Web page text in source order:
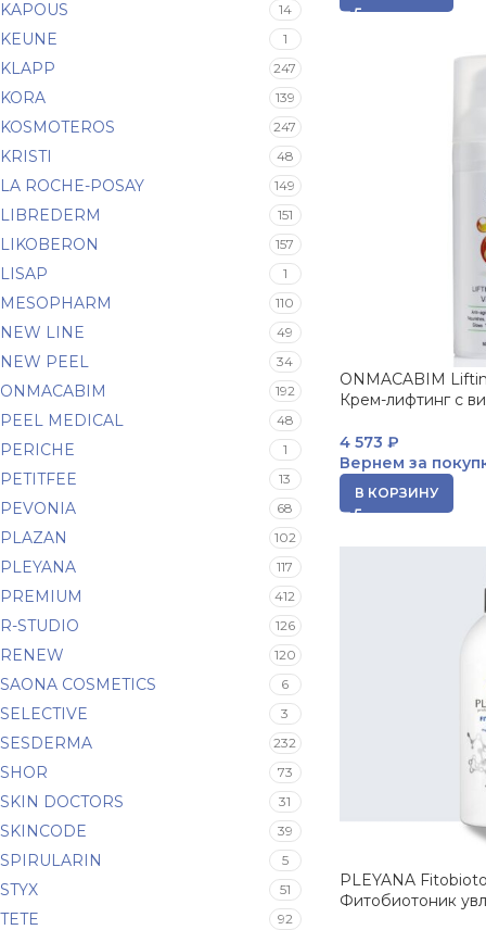
KAPOUS 14
KEUNE 1
KLAPP 247
KORA 139
KOSMOTEROS 247
KRISTI 48
LA ROCHE-POSAY 149
LIBREDERM 151
LIKOBERON 157
LISAP 1
MESOPHARM 110
NEW LINE 49
NEW PEEL 34
ONMACABIM 192
PEEL MEDICAL 48
PERICHE 1
PETITFEE 13
PEVONIA 68
PLAZAN 102
PLEYANA 117
PREMIUM 412
R-STUDIO 126
RENEW 120
SAONA COSMETICS 6
SELECTIVE 3
SESDERMA 232
SHOR 73
SKIN DOCTORS 31
SKINCODE 39
SPIRULARIN 5
STYX 51
TETE 92
ONMACABIM
Крем-лифтинг с
4 573 ₽
Вернем за
В КОРЗИНУ
PLEYANA
Фитобиотоник